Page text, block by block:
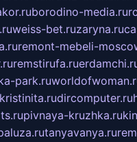
borodino-media.ru
weiss-bet.ruzaryna.ru
remont-mebeli-
remstirufa.ru
park.ru
kristinita.rudircomputer.ru
pivnaya-kruzhka.ru
tanyavanya.ru